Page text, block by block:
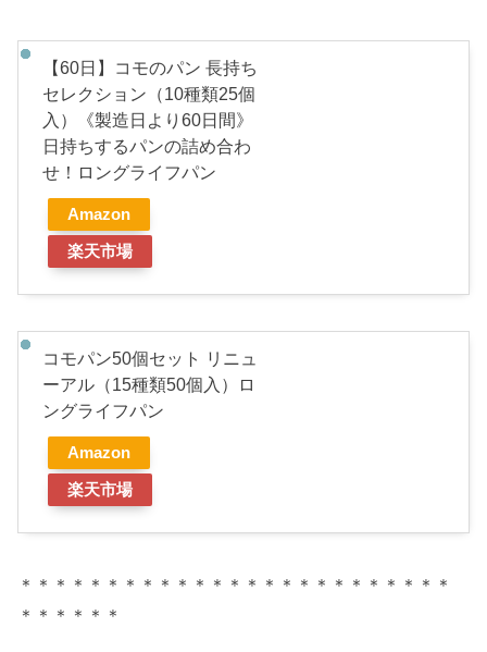
【60日】コモのパン 長持ち
セレクション（10種類25個
入）《製造日より60日間》
日持ちするパンの詰め合わ
せ！ロングライフパン
Amazon
楽天市場
コモパン50個セット リニュ
ーアル（15種類50個入）ロ
ングライフパン
Amazon
楽天市場
＊＊＊＊＊＊＊＊＊＊＊＊＊＊＊＊＊＊＊＊＊＊＊＊＊
＊＊＊＊＊＊